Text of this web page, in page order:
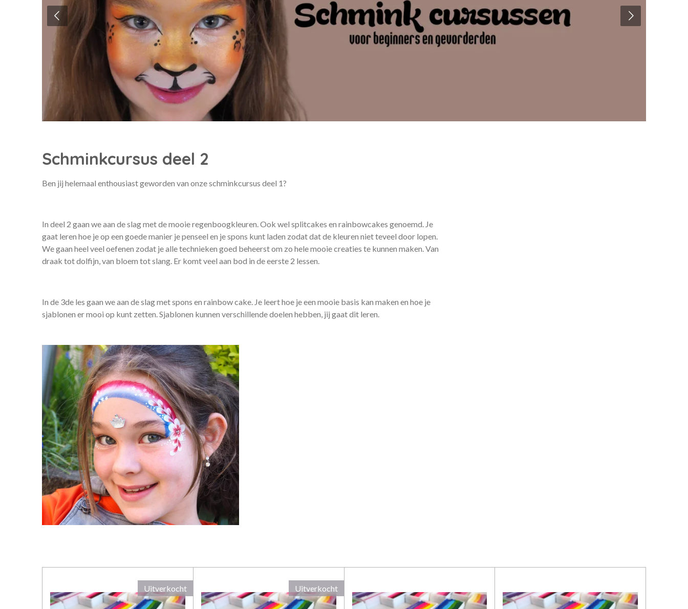
Schminkcursus deel 2
Ben jij helemaal enthousiast geworden van onze schminkcursus deel 1?
In deel 2 gaan we aan de slag met de mooie regenboogkleuren. Ook wel splitcakes en rainbowcakes genoemd. Je
gaat leren hoe je op een goede manier je penseel en je spons kunt laden zodat dat de kleuren niet teveel door lopen.
We gaan heel veel oefenen zodat je alle technieken goed beheerst om zo hele mooie creaties te kunnen maken. Van
draak tot dolfijn, van bloem tot slang. Er komt veel aan bod in de eerste 2 lessen.
In de 3de les gaan we aan de slag met spons en rainbow cake. Je leert hoe je een mooie basis kan maken en hoe je
sjablonen er mooi op kunt zetten. Sjablonen kunnen verschillende doelen hebben, jij gaat dit leren.
Uitverkocht Uitverkocht